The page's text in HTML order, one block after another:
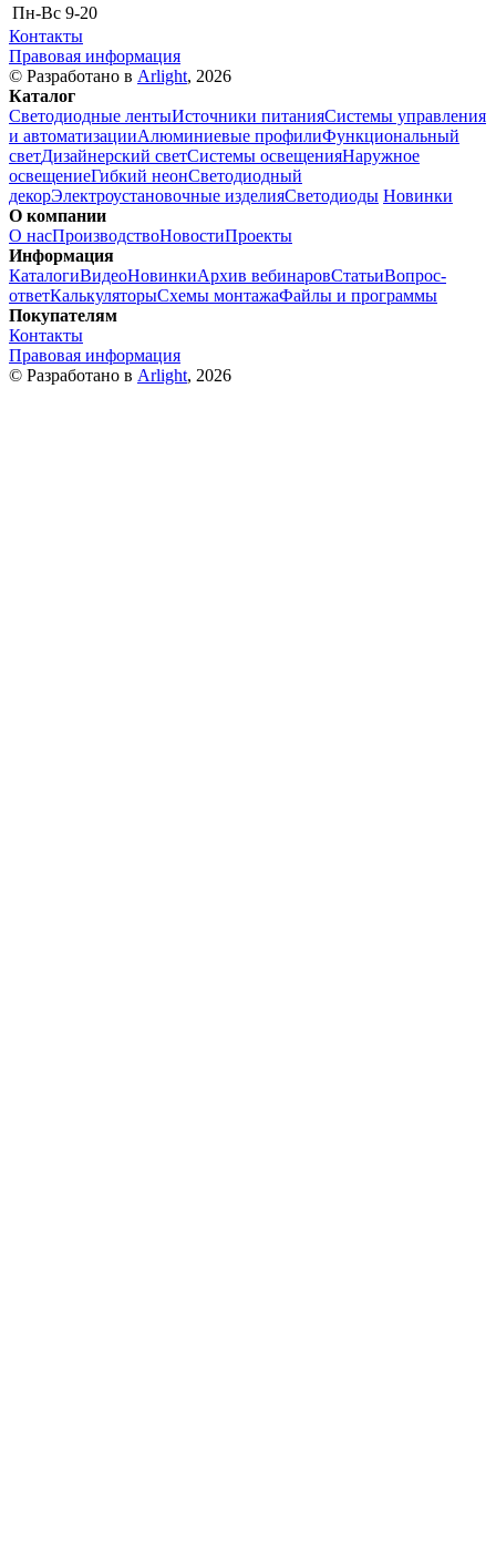
Пн-Вс 9-20
Контакты
Правовая информация
© Разработано в Arlight, 2026
Каталог
Светодиодные лентыИсточники питанияСистемы управления
и автоматизацииАлюминиевые профилиФункциональный
светДизайнерский светСистемы освещенияНаружное
освещениеГибкий неонСветодиодный
декорЭлектроустановочные изделияСветодиоды Новинки
О компании
О насПроизводствоНовостиПроекты
Информация
КаталогиВидеоНовинкиАрхив вебинаровСтатьиВопрос-
ответКалькуляторыСхемы монтажаФайлы и программы
Покупателям
Контакты
Правовая информация
© Разработано в Arlight, 2026